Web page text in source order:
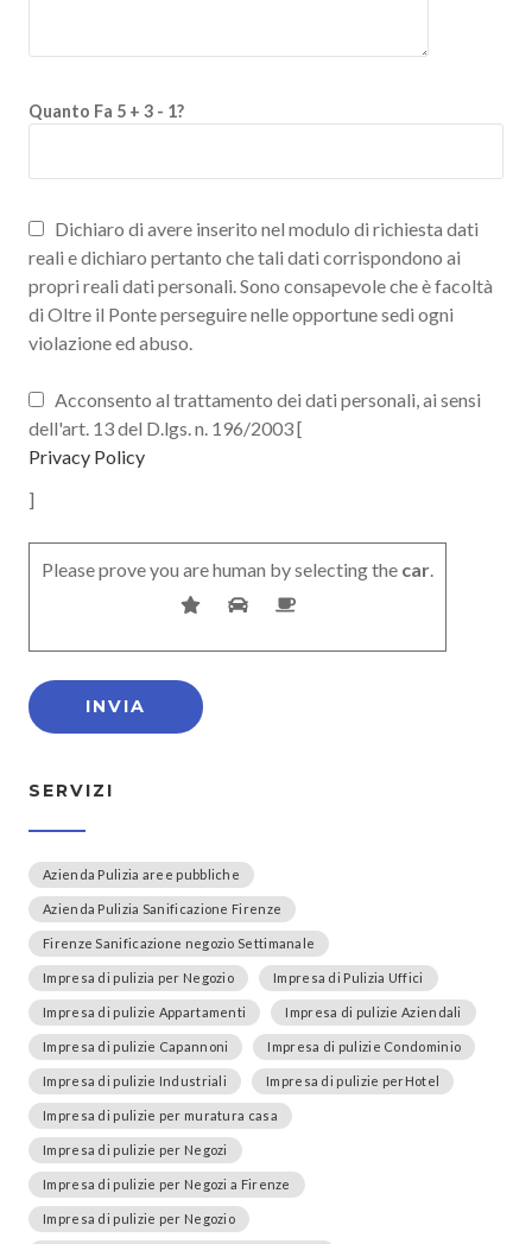
Quanto Fa 5 + 3 - 1?
Dichiaro di avere inserito nel modulo di richiesta dati
reali e dichiaro pertanto che tali dati corrispondono ai
propri reali dati personali. Sono consapevole che è facoltà
di Oltre il Ponte perseguire nelle opportune sedi ogni
violazione ed abuso.
Acconsento al trattamento dei dati personali, ai sensi
dell'art. 13 del D.lgs. n. 196/2003 [
Privacy Policy
]
Please prove you are human by selecting the car.
SERVIZI
Azienda Pulizia aree pubbliche
Azienda Pulizia Sanificazione Firenze
Firenze Sanificazione negozio Settimanale
Impresa di pulizia per Negozio Impresa di Pulizia Uffici
Impresa di pulizie Appartamenti Impresa di pulizie Aziendali
Impresa di pulizie Capannoni Impresa di pulizie Condominio
Impresa di pulizie Industriali Impresa di pulizie perHotel
Impresa di pulizie per muratura casa
Impresa di pulizie per Negozi
Impresa di pulizie per Negozi a Firenze
Impresa di pulizie per Negozio